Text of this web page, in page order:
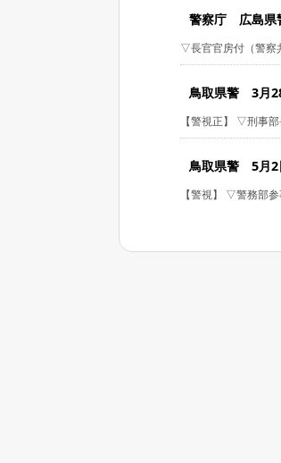
警察庁 広島県
▽長官官房付（警察
鳥取県警 3月
【警視正】 ▽刑事
鳥取県警 5月
【警視】 ▽警務部